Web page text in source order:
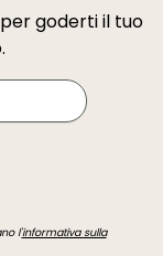
goderti il tuo
l'informativa sulla